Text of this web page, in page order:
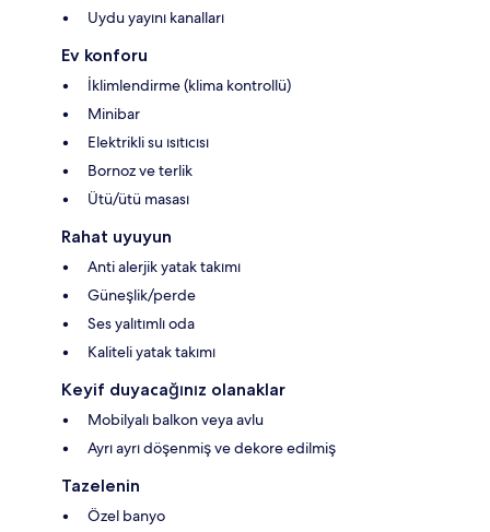
Uydu yayını kanalları
Ev konforu
İklimlendirme (klima kontrollü)
Minibar
Elektrikli su ısıtıcısı
Bornoz ve terlik
Ütü/ütü masası
Rahat uyuyun
Anti alerjik yatak takımı
Güneşlik/perde
Ses yalıtımlı oda
Kaliteli yatak takımı
Keyif duyacağınız olanaklar
Mobilyalı balkon veya avlu
Ayrı ayrı döşenmiş ve dekore edilmiş
Tazelenin
Özel banyo